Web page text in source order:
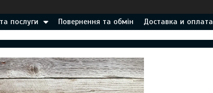
послуги Повернення та обмін Доставка и оплата